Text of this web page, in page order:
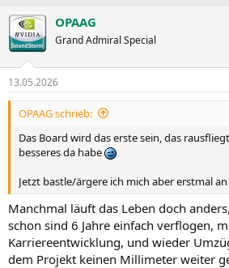
OPAAG
Grand Admiral Special
13.05.2026
OPAAG schrieb:
Das Board wird das erste sein, das
besseres da habe
Jetzt bastle/ärgere ich mich aber erstmal
Manchmal läuft das Leben doch
schon sind 6 Jahre einfach verflogen,
Karriereentwicklung, und wieder
dem Projekt keinen Millimeter weiter